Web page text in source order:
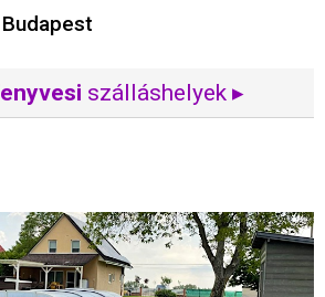
szálláshelyek ▸